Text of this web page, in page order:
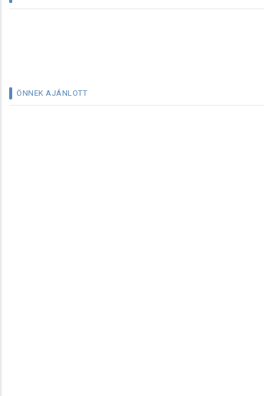
ÖNNEK AJÁNLOTT